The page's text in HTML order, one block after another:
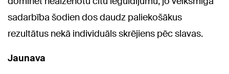
sadarbība šodien dos daudz paliekošākus
rezultātus nekā individuāls skrējiens pēc slavas.
Jaunava